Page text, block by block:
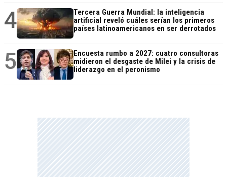
4
Tercera Guerra Mundial: la inteligencia
artificial reveló cuáles serían los primeros
países latinoamericanos en ser derrotados
5
Encuesta rumbo a 2027: cuatro consultoras
midieron el desgaste de Milei y la crisis de
liderazgo en el peronismo